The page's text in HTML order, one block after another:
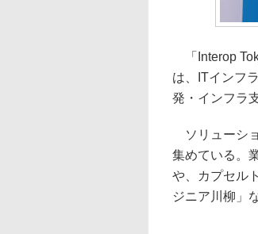
「Interop
は、ITインフ
発・インフラ
ソリューシ
集めている。
や、カプセル
ジニア川柳」